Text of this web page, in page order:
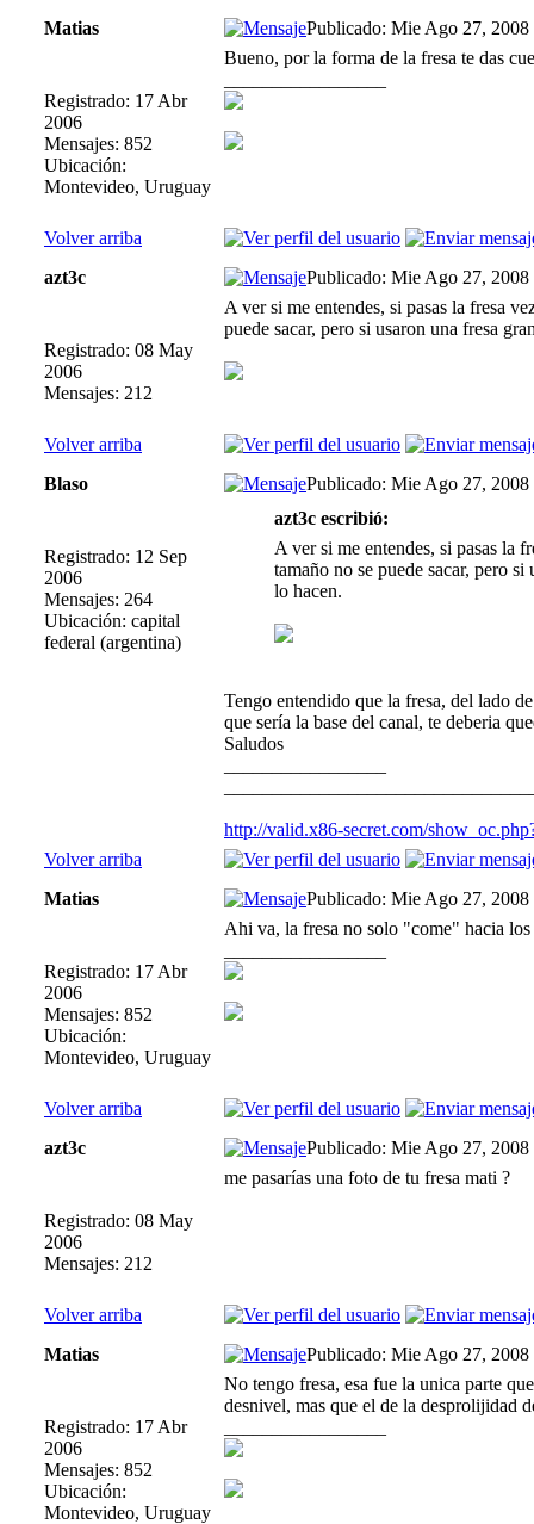
Matias
Publicado: Mie Ago 27, 2008
Registrado: 17 Abr
2006
Mensajes: 852
Ubicación:
Montevideo, Uruguay
Bueno, por la forma de la fresa te das
Volver arriba
azt3c
Publicado: Mie Ago 27, 2008
Registrado: 08 May
2006
Mensajes: 212
A ver si me entendes, si pasas la fresa
puede sacar, pero si usaron una fresa
Volver arriba
Blaso
Publicado: Mie Ago 27, 2008
Registrado: 12 Sep
2006
Mensajes: 264
Ubicación: capital
federal (argentina)
azt3c escribió:
A ver si me entendes, si pasas la
tamaño no se puede sacar, pero
lo hacen.
Tengo entendido que la fresa, del lado
que sería la base del canal, te deberia
Saludos
http://valid.x86-secret.com/
Volver arriba
Matias
Publicado: Mie Ago 27, 2008
Registrado: 17 Abr
2006
Mensajes: 852
Ubicación:
Montevideo, Uruguay
Ahi va, la fresa no solo "come" hacia
Volver arriba
azt3c
Publicado: Mie Ago 27, 2008
Registrado: 08 May
2006
Mensajes: 212
me pasarías una foto de tu fresa mati ?
Volver arriba
Matias
Publicado: Mie Ago 27, 2008
Registrado: 17 Abr
2006
Mensajes: 852
Ubicación:
Montevideo, Uruguay
No tengo fresa, esa fue la unica parte
desnivel, mas que el de la desprolijidad